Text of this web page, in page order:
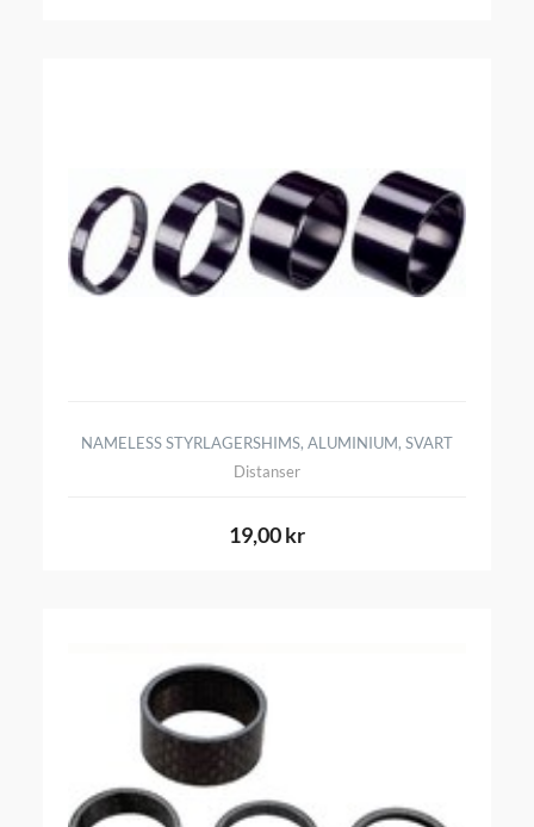
NAMELESS STYRLAGERSHIMS, ALUMINIUM, SVART
Distanser
19,00 kr